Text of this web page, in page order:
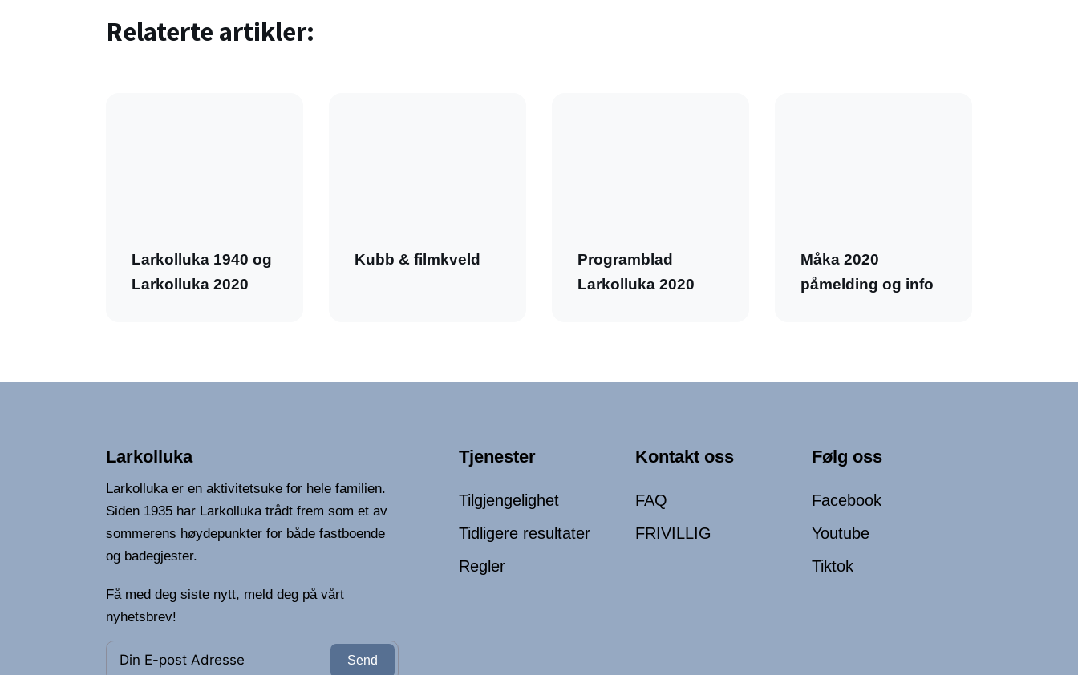
Relaterte artikler:
Larkolluka 1940 og
Larkolluka 2020
Kubb & filmkveld
Programblad
Larkolluka 2020
Måka 2020
påmelding og info
Larkolluka
Larkolluka er en aktivitetsuke for hele familien.
Siden 1935 har Larkolluka trådt frem som et av
sommerens høydepunkter for både fastboende
og badegjester.
Få med deg siste nytt, meld deg på vårt
nyhetsbrev!
Send
Tjenester
Tilgjengelighet
Tidligere resultater
Regler
Kontakt oss
FAQ
FRIVILLIG
Følg oss
Facebook
Youtube
Tiktok